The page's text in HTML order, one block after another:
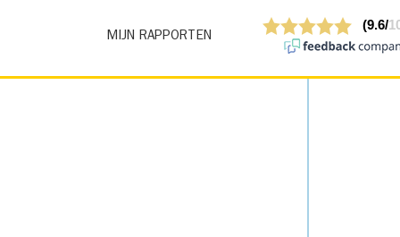
MIJN RAPPORTEN